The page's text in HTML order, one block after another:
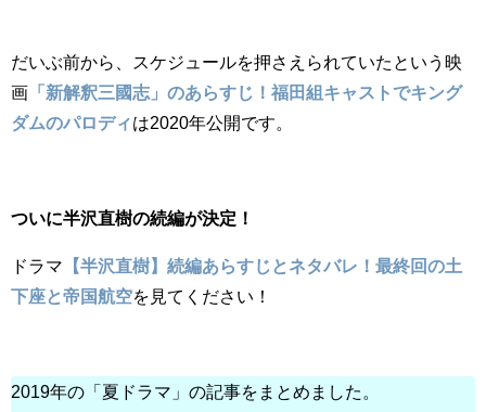
だいぶ前から、スケジュールを押さえられていたという映
画 「新解釈三國志」のあらすじ！福田組キャストでキング
ダムのパロディは2020年公開です。
ついに半沢直樹の続編が決定！
ドラマ 【半沢直樹】続編あらすじとネタバレ！最終回の土
下座と帝国航空を見てください！
2019年の「夏ドラマ」の記事をまとめました。